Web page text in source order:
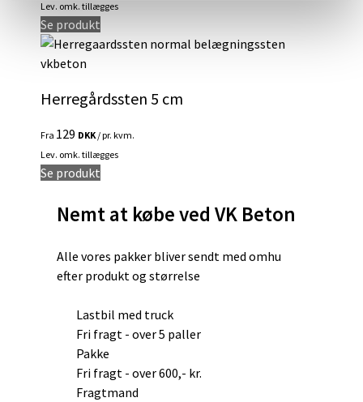
kan
vælges
på
Lev. omk. tillægges
Se produkt
vare
varianter.
kan
vælges
på
Herregårdssten 5 cm
Fra 129 DKK/ pr. kvm.
Lev. omk. tillægges
Se produkt
har
varianter.
Mulighederne
vælges
Nemt at købe ved VK Beton
Alle vores pakker bliver sendt med omhu
efter produkt og størrelse
Lastbil med truck
Fri fragt - over 5 paller
Pakke
Fri fragt - over 600,- kr.
Fragtmand